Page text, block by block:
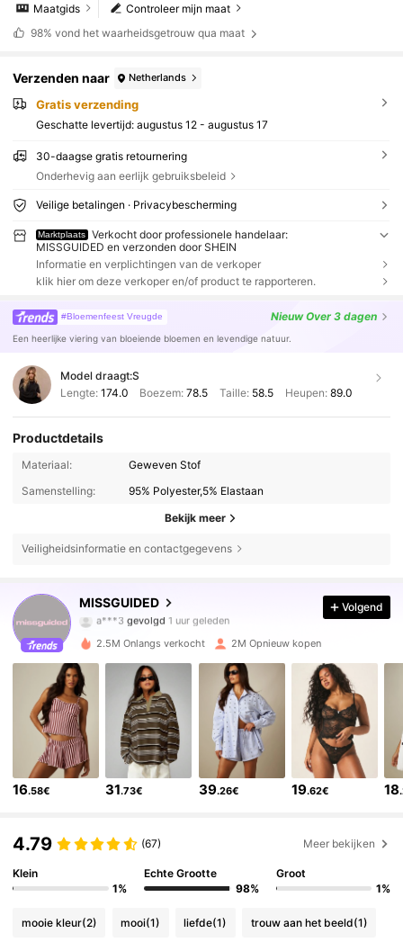
Controleer mijn maat
Maatgids
98% vond het waarheidsgetrouw qua maat
Verzenden naar Netherlands
Gratis verzending
Geschatte levertijd: augustus 12 - augustus 17
30-daagse gratis retournering
Onderhevig aan eerlijk gebruiksbeleid
Veilige betalingen · Privacybescherming
Marktplaats
Verkocht door professionele handelaar:
MISSGUIDED en verzonden door SHEIN
Informatie en verplichtingen van de verkoper
klik hier om deze verkoper en/of product te rapporteren.
#Bloemenfeest Vreugde NieuwOver 3 dagen
Een heerlijke viering van bloeiende bloemen en levendige natuur.
Model draagt:S
Lengte: 174.0 Boezem:78.5 Taille: 58.5 Heupen: 89.0
Productdetails
Materiaal:
Geweven Stof
Samenstelling:
95% Polyester,5% Elastaan
Bekijk meer
Veiligheidsinformatie en contactgegevens
MISSGUIDED
a***3gevolgd1 uur geleden
t***0is aan het browsen
4.83
3M Volgers
3M Volgers
3M Volgers
Volgend
2.5M Onlangs verkocht 2M Opnieuw kopen
16.58€ 31.73€ 39.26€ 19.62€ 18
4.79 (67) Meer bekijken
Klein
1%
Echte Grootte
98%
Groot
1%
mooie kleur(2) mooi(1) liefde(1) trouw aan het beeld(1)